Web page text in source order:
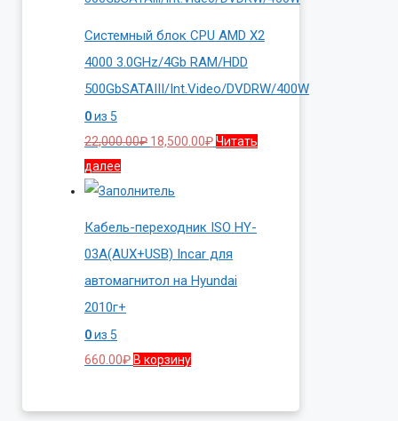
Системный блок CPU AMD X2
4000 3.0GHz/4Gb RAM/HDD
500GbSATAIII/Int.Video/DVDRW/400W
0из 5
22,000.00₽ Первоначальная
составляла
18,500.00₽Текущая
Читать
далее
Кабель-переходник ISO HY-
03A(AUX+USB) Incar для
автомагнитол на Hyundai
2010г+
0из 5
660.00₽ В корзину